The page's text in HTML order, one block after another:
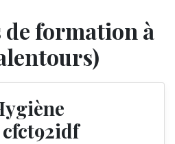
formation à